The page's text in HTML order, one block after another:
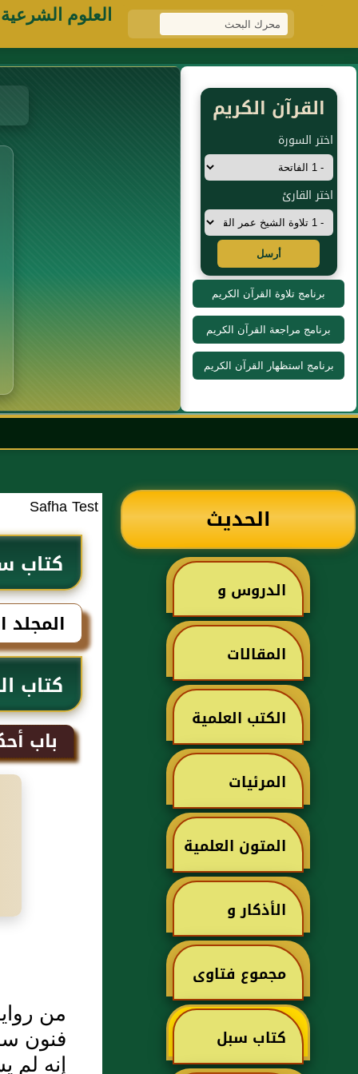
العلوم الشرعية
القرآن الكريم
اختر السورة
اختر القارئ
أرسل
برنامج تلاوة القرآن الكريم
برنامج مراجعة القرآن الكريم
برنامج استظهار القرآن الكريم
الحديث
الدروس و
الخطب
المقالات
الكتب العلمية
المرئيات
المتون العلمية
الأذكار و
الأدعية
مجموع فتاوى
ابن تيمية
كتاب سبل
Safha Test
كتاب
المجلد
كتاب
باب
من
فنون
إنه لم